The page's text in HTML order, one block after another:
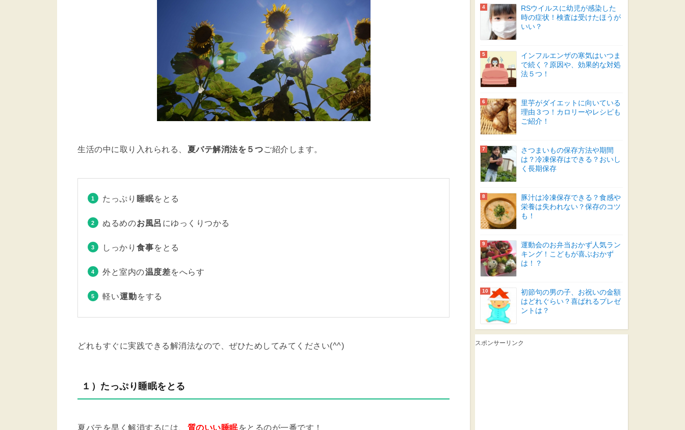
生活の中に取り入れられる、 夏バテ解消法を５つご紹介します。
たっぷり 睡眠をとる
ぬるめのお風呂 にゆっくりつかる
しっかり 食事をとる
外と室内の温度差をへらす
軽い運動をする
どれもすぐに実践できる解消法なので、ぜひためしてみてください(^^)
１）たっぷり睡眠をとる
夏バテを早く解消するには、 質のいい睡眠 をとるのが一番です！
RSウイルスに幼児が感染した
時の症状！検査は受けたほうが
いい？
インフルエンザの寒気はいつま
で続く？原因や、効果的な対処
法５つ！
里芋がダイエットに向いている
理由３つ！カロリーやレシピも
ご紹介！
さつまいもの保存方法や期間
は？冷凍保存はできる？おいし
く長期保存
豚汁は冷凍保存できる？食感や
栄養は失われない？保存のコツ
も！
運動会のお弁当おかず人気ラン
キング！こどもが喜ぶおかず
は！？
初節句の男の子、お祝いの金額
はどれぐらい？喜ばれるプレゼ
ントは？
スポンサーリンク